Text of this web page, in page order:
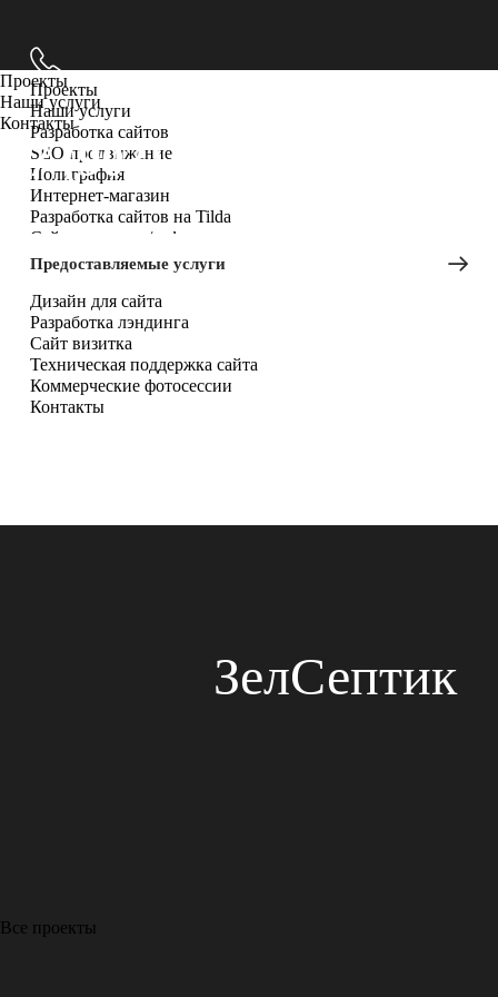
Проекты
Наши услуги
Разработка сайтов
SEO продвижение
Полиграфия
Интернет-магазин
Разработка сайтов на Tilda
Сайт ресторана/кафе
Разработка корпоративного сайта
Дизайн для сайта
Разработка лэндинга
Сайт визитка
Техническая поддержка сайта
Коммерческие фотосессии
Контакты
Проекты
Наши услуги
Контакты
+7 (903) 709-74-52
Предоставляемые услуги
ЗелСептик
Все проекты